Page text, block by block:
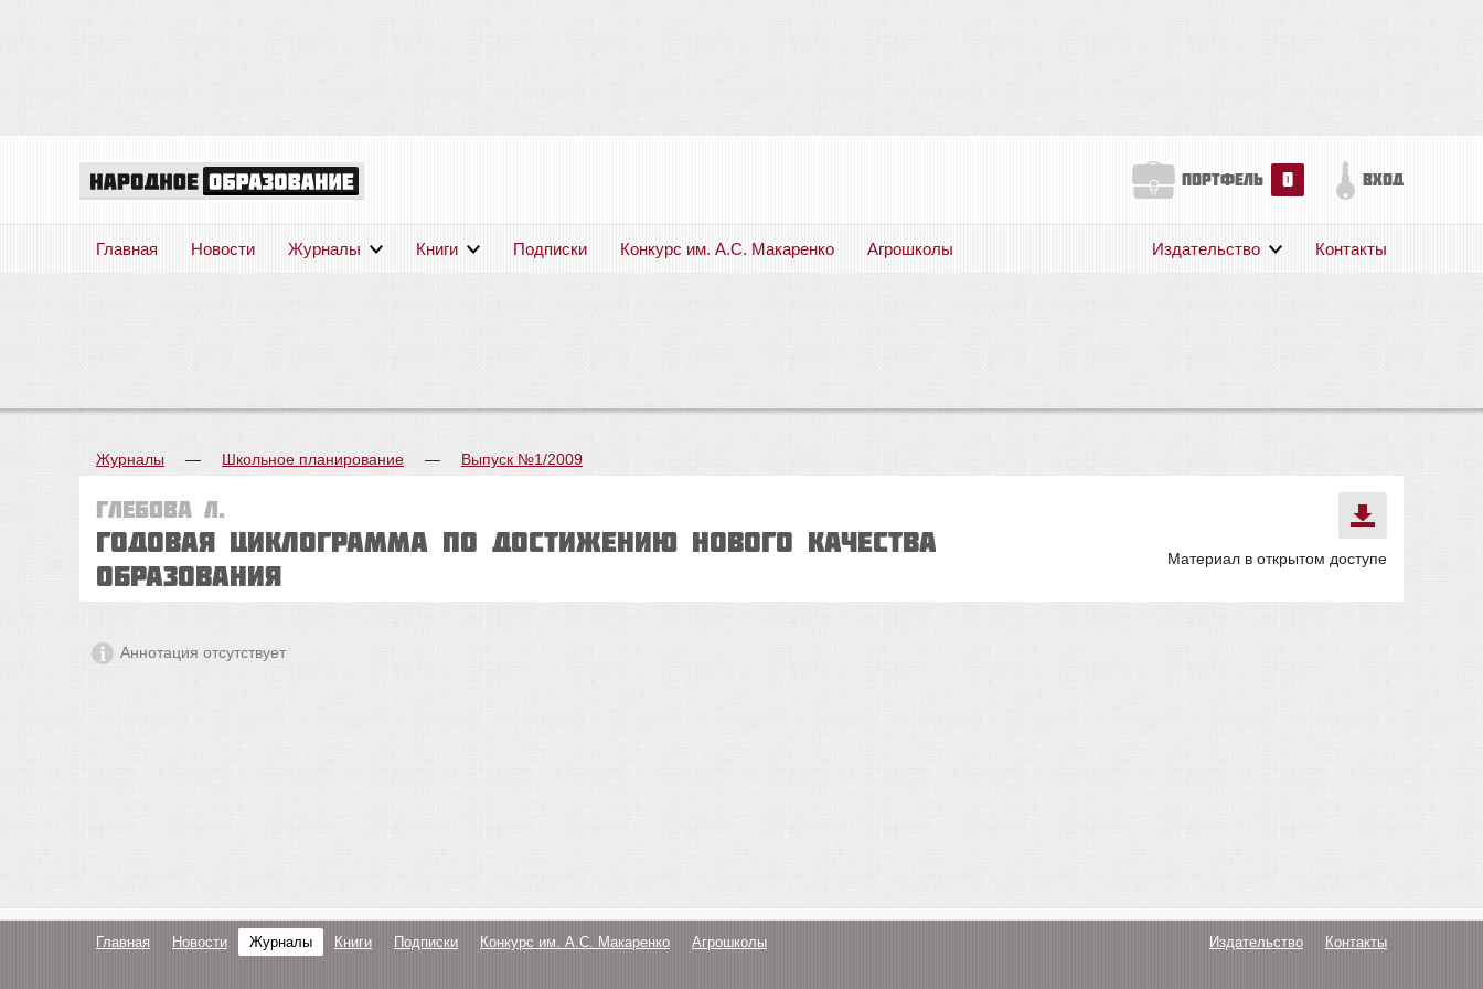
портфель 0 вход
Главная Новости Журналы Книги Подписки Конкурс им. А.С. Макаренко Агрошколы Издательство Контакты
Журналы — Школьное планирование — Выпуск №1/2009
Глебова Л.
Годовая циклограмма по достижению нового качества
образования
Материал в открытом доступе
Аннотация отсутствует
Главная Новости Журналы Книги Подписки Конкурс им. А.С. Макаренко Агрошколы Издательство Контакты